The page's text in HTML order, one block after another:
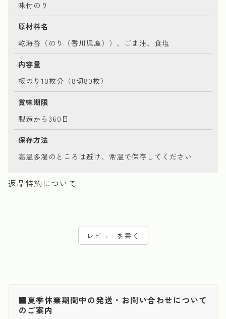
味付のり
原材料名
乾海苔（のり（香川県産））、ごま油、食塩
内容量
板のり10枚分（8切80枚）
賞味期限
製造から360日
保存方法
高温多湿のところは避け、常温で保存してください
返品特約について
レビューを書く
■夏季休業期間中の発送・お問い合わせについて
のご案内